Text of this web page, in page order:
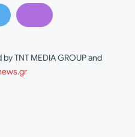
TNT MEDIA GROUP and